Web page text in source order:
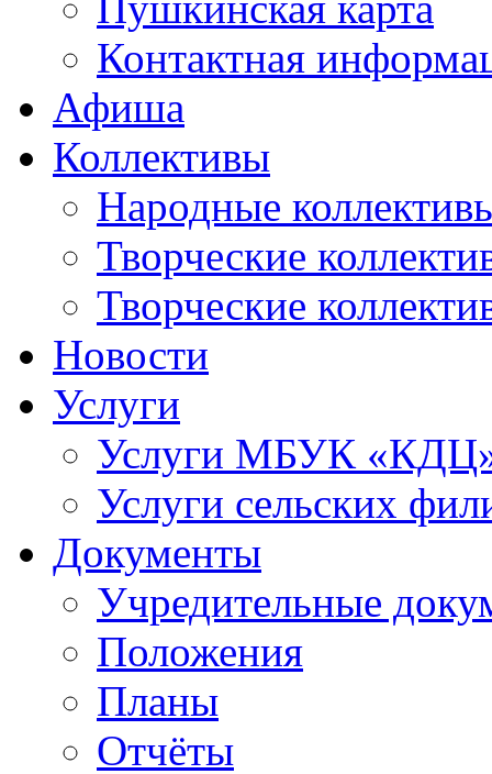
Контактная
Афиша
Коллективы
Народные
Творческие
Творческие
Новости
Услуги
Услуги МБУК
Услуги сельских
Документы
Учредительные
Положения
Планы
Отчёты